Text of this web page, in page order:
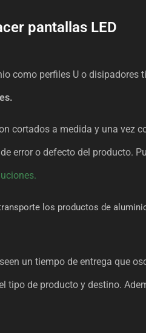
pantallas LED
como perfiles U o disipadores
cortados a medida y una vez
error o defecto del producto.
los productos de
un tiempo de entrega que
tipo de producto y destino.